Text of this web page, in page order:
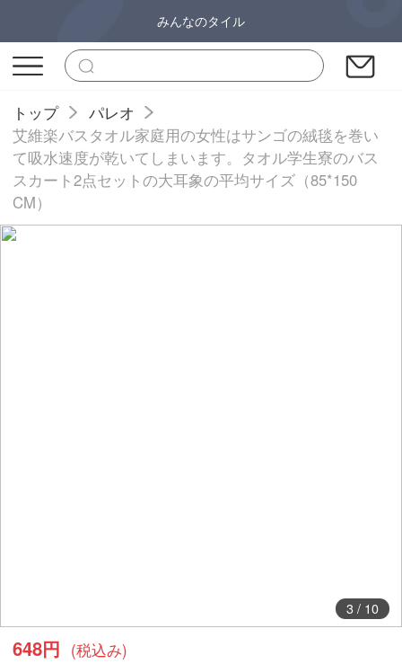
みんなのタイル
トップ
パレオ
艾維楽バスタオル家庭用の女性はサンゴの絨毯を巻い
て吸水速度が乾いてしまいます。タオル学生寮のバス
スカート2点セットの大耳象の平均サイズ（85*150
CM）
3/ 10
648円 (税込み)